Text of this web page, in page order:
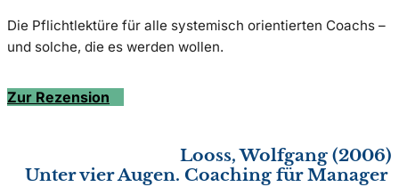
Die Pflichtlektüre für alle systemisch orientierten Coachs –
und solche, die es werden wollen.
Zur Rezension
Looss, Wolfgang (2006)
Unter vier Augen. Coaching für Manager